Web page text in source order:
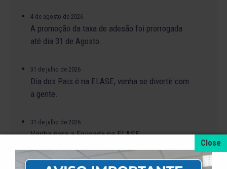
4 de agosto de 2026
A promoção da taxa de adesão foi prorrogada
até dia 31 de Agosto.
31 de julho de 2026
Dia dos Pais é na ELASE, venha se divertir com
a gente.
31 de julho de 2026
Venha para a Feijoada na ELASE.
31 de julho de 2026